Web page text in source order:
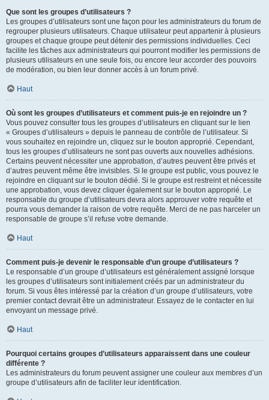
Que sont les groupes d’utilisateurs ?
Les groupes d’utilisateurs sont une façon pour les administrateurs du forum de
regrouper plusieurs utilisateurs. Chaque utilisateur peut appartenir à plusieurs
groupes et chaque groupe peut détenir des permissions individuelles. Ceci
facilite les tâches aux administrateurs qui pourront modifier les permissions de
plusieurs utilisateurs en une seule fois, ou encore leur accorder des pouvoirs
de modération, ou bien leur donner accès à un forum privé.
Haut
Où sont les groupes d’utilisateurs et comment puis-je en rejoindre un ?
Vous pouvez consulter tous les groupes d’utilisateurs en cliquant sur le lien
« Groupes d’utilisateurs » depuis le panneau de contrôle de l’utilisateur. Si
vous souhaitez en rejoindre un, cliquez sur le bouton approprié. Cependant,
tous les groupes d’utilisateurs ne sont pas ouverts aux nouvelles adhésions.
Certains peuvent nécessiter une approbation, d’autres peuvent être privés et
d’autres peuvent même être invisibles. Si le groupe est public, vous pouvez le
rejoindre en cliquant sur le bouton dédié. Si le groupe est restreint et nécessite
une approbation, vous devez cliquer également sur le bouton approprié. Le
responsable du groupe d’utilisateurs devra alors approuver votre requête et
pourra vous demander la raison de votre requête. Merci de ne pas harceler un
responsable de groupe s’il refuse votre demande.
Haut
Comment puis-je devenir le responsable d’un groupe d’utilisateurs ?
Le responsable d’un groupe d’utilisateurs est généralement assigné lorsque
les groupes d’utilisateurs sont initialement créés par un administrateur du
forum. Si vous êtes intéressé par la création d’un groupe d’utilisateurs, votre
premier contact devrait être un administrateur. Essayez de le contacter en lui
envoyant un message privé.
Haut
Pourquoi certains groupes d’utilisateurs apparaissent dans une couleur
différente ?
Les administrateurs du forum peuvent assigner une couleur aux membres d’un
groupe d’utilisateurs afin de faciliter leur identification.